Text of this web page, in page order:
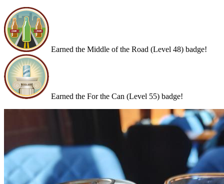
Earned the Middle of the Road (Level 48) badge!
Earned the For the Can (Level 55) badge!